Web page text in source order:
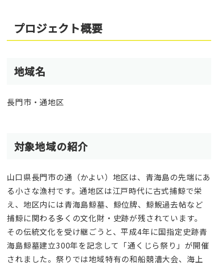
プロジェクト概要
地域名
長門市・通地区
対象地域の紹介
山口県長門市の通（かよい）地区は、青海島の先端にあ
る小さな漁村です。通地区は江戸時代に古式捕鯨で栄
え、地区内には青海島鯨墓、鯨位牌、鯨鯢過去帖など
捕鯨に関わる多くの文化財・史跡が残されています。
その伝統文化を受け継ごうと、平成4年に国指定史跡青
海島鯨墓建立300年を記念して「通くじら祭り」が開催
されました。祭りでは地域特有の和船競漕大会、海上